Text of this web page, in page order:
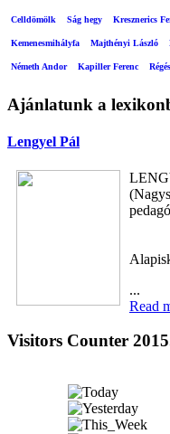
Celldömölk Ság hegy Kresznerics
Kemenesmihályfa Majthényi László
Németh Andor Kapiller Ferenc
Ajánlatunk a
Lengyel Pál
...
Read
Visitors Counter